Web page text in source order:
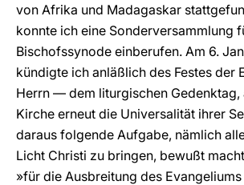
von Afrika und Madagaskar
konnte ich eine Sonderversammlung
Bischofssynode einberufen. Am 6.
kündigte ich anläßlich des Festes der
Herrn — dem liturgischen Gedenktag,
Kirche erneut die Universalität ihrer
daraus folgende Aufgabe, nämlich
Licht Christi zu bringen, bewußt
»für die Ausbreitung des